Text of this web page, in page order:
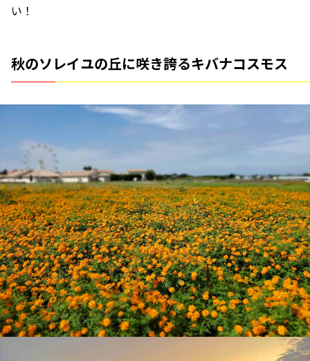
い！
秋のソレイユの丘に咲き誇るキバナコスモス